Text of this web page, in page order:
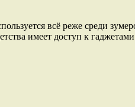
всё реже среди
имеет доступ к